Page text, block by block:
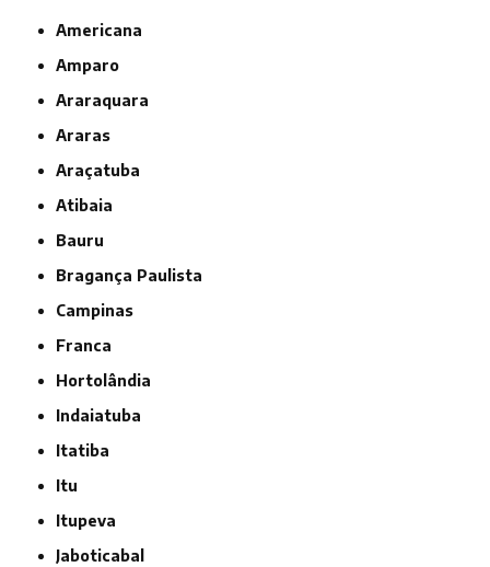
Americana
Amparo
Araraquara
Araras
Araçatuba
Atibaia
Bauru
Bragança Paulista
Campinas
Franca
Hortolândia
Indaiatuba
Itatiba
Itu
Itupeva
Jaboticabal